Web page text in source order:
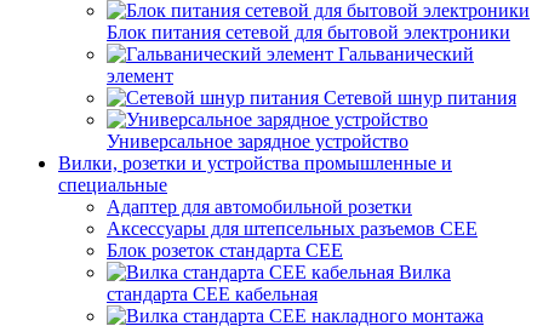
Блок питания сетевой для бытовой электроники
Гальванический
элемент
Сетевой шнур питания
Универсальное зарядное устройство
Вилки, розетки и устройства промышленные и
специальные
Адаптер для автомобильной розетки
Аксессуары для штепсельных разъемов CEE
Блок розеток стандарта CEE
Вилка
стандарта CEE кабельная